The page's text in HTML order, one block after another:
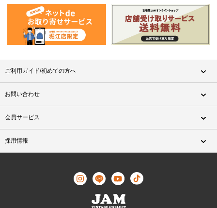
ご利用ガイド/初めての方へ
お問い合わせ
会員サービス
採用情報